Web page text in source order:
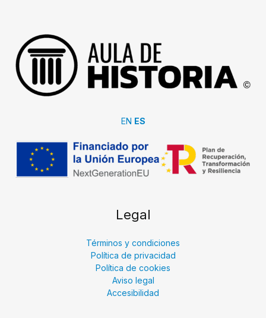
EN ES
Legal
Términos y condiciones
Política de privacidad
Política de cookies
Aviso legal
Accesibilidad